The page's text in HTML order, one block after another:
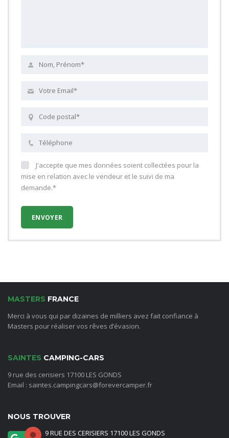
J'accepte que mes données soient collectées pour la
mise en relation avec le vendeur et le suivi de ma
demande.*
MASTERS FRANCE
Merci à vous qui par dizaines de milliers avez fait confiance à
Masters pour réaliser vos rêves d’évasion.
SAINTES CAMPING-CARS
9 rue des cerisiers 17100 LES GONDS
Email : saintes.campingcars@forevercamper.fr
NOUS TROUVER
9 RUE DES CERISIERS 17100 LES GONDS